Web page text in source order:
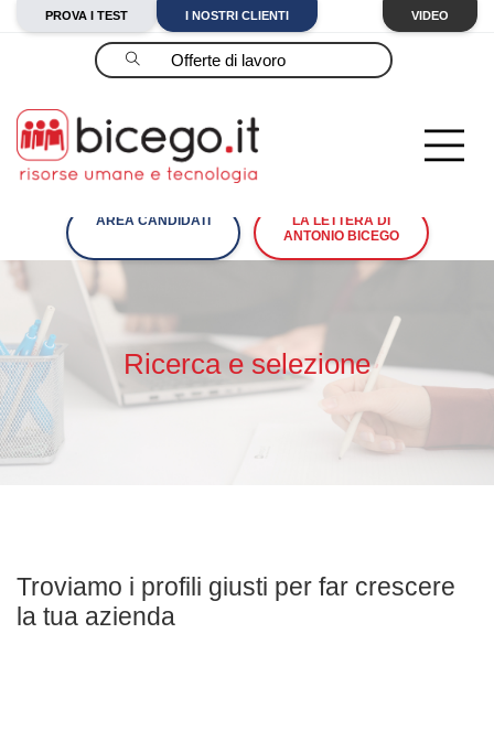
PROVA I TEST I NOSTRI CLIENTI VIDEO
Cerca
AREA CANDIDATI
LA LETTERA DI
ANTONIO BICEGO
Ricerca e selezione
Troviamo i profili giusti per far crescere
la tua azienda